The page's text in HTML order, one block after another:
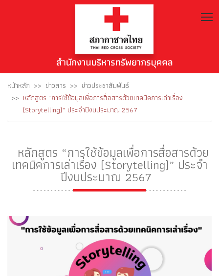
หน้าหลัก ข่าวสาร
ข่าวประชาสัมพันธ์
หลักสูตร “การใช้ข้อมูลเพื่อการสื่อสารด้วยเทคนิคการเล่าเรื่อง
(Storytelling)” ประจำปีงบประมาณ 2567
หลักสูตร “การใช้ข้อมูลเพื่อการสื่อสารด้วย
เทคนิคการเล่าเรื่อง (Storytelling)” ประจำ
ปีงบประมาณ 2567